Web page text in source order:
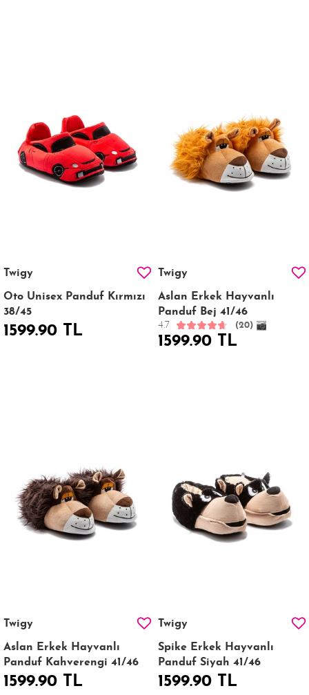
Twigy
Oto Unisex Panduf Kırmızı
38/45
1599.90 TL
Twigy
Aslan Erkek Hayvanlı
Panduf Bej 41/46
4.7 (20)
1599.90 TL
Twigy
Aslan Erkek Hayvanlı
Panduf Kahverengi 41/46
1599.90 TL
Twigy
Spike Erkek Hayvanlı
Panduf Siyah 41/46
1599.90 TL